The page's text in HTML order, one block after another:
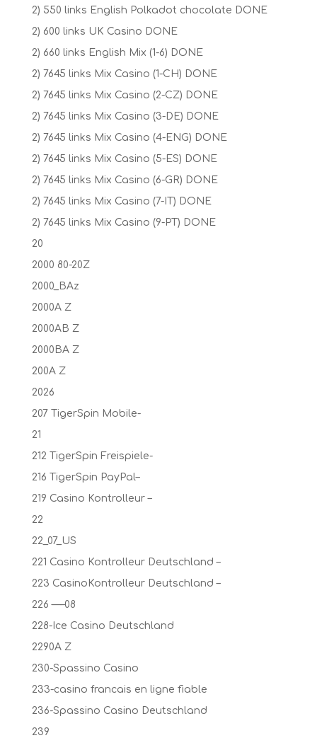
2) 550 links English Polkadot chocolate DONE
2) 600 links UK Casino DONE
2) 660 links English Mix (1-6) DONE
2) 7645 links Mix Casino (1-CH) DONE
2) 7645 links Mix Casino (2-CZ) DONE
2) 7645 links Mix Casino (3-DE) DONE
2) 7645 links Mix Casino (4-ENG) DONE
2) 7645 links Mix Casino (5-ES) DONE
2) 7645 links Mix Casino (6-GR) DONE
2) 7645 links Mix Casino (7-IT) DONE
2) 7645 links Mix Casino (9-PT) DONE
20
2000 80-20Z
2000_BAz
2000A Z
2000AB Z
2000BA Z
200A Z
2026
207 TigerSpin Mobile-
21
212 TigerSpin Freispiele-
216 TigerSpin PayPal–
219 Casino Kontrolleur –
22
22_07_US
221 Casino Kontrolleur Deutschland –
223 CasinoKontrolleur Deutschland –
226 —–08
228-Ice Casino Deutschland
2290A Z
230-Spassino Casino
233-casino francais en ligne fiable
236-Spassino Casino Deutschland
239